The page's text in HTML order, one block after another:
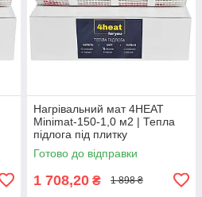
Нагрівальний мат 4HEAT
Minimat-150-1,0 м2 | Тепла
підлога під плитку
Готово до відправки
1 708,20 ₴ 1 898 ₴